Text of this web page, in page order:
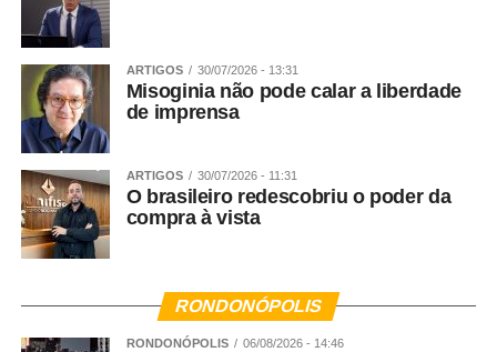
ARTIGOS 30/07/2026 - 13:31
Misoginia não pode calar a liberdade
de imprensa
ARTIGOS 30/07/2026 - 11:31
O brasileiro redescobriu o poder da
compra à vista
RONDONÓPOLIS
RONDONÓPOLIS 06/08/2026 - 14:46